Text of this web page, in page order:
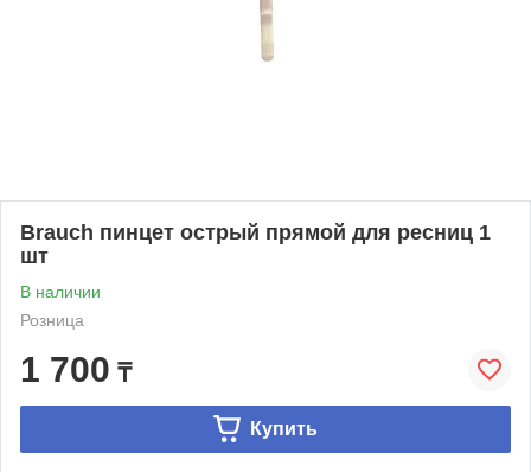
Brauch пинцет острый прямой для ресниц 1
шт
В наличии
Розница
1 700 ₸
Купить